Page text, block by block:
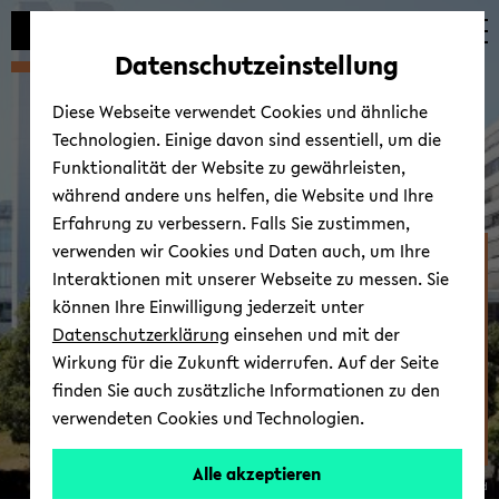
Automatische
vermeiden
zum
wechseln
zum
wechseln
zum
wechseln
Zen­trum für Kindheits-​
und Ju­gend­for­schung
© Uni­ver­si­tät Bie­le­feld
Datenschutzeinstellung
Diese Webseite verwendet Cookies und ähnliche
Technologien. Einige davon sind essentiell, um die
Funktionalität der Website zu gewährleisten,
während andere uns helfen, die Website und Ihre
Erfahrung zu verbessern. Falls Sie zustimmen,
verwenden wir Cookies und Daten auch, um Ihre
Interaktionen mit unserer Webseite zu messen. Sie
können Ihre Einwilligung jederzeit unter
Datenschutzerklärung einsehen und mit der
Wirkung für die Zukunft widerrufen. Auf der Seite
finden Sie auch zusätzliche Informationen zu den
verwendeten Cookies und Technologien.
Alle akzeptieren